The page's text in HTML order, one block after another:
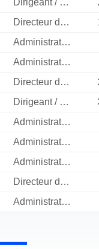
Dirigeant / cadre principal
Directeur des operations
Administrateur
Administrateur
Directeur des operations
Dirigeant / cadre principal
Administrateur
Administrateur
Administrateur
Directeur des operations
Administrateur